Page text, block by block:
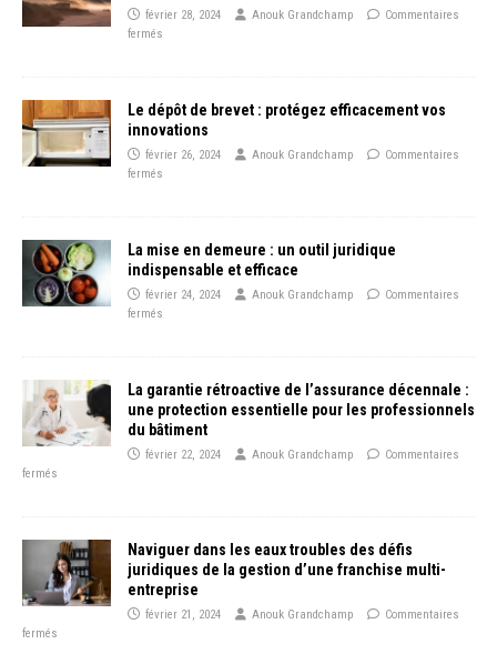
février 28, 2024 Anouk Grandchamp
Commentaires
fermés
Le dépôt de brevet : protégez efficacement vos
innovations
février 26, 2024 Anouk Grandchamp
Commentaires
fermés
La mise en demeure : un outil juridique
indispensable et efficace
février 24, 2024 Anouk Grandchamp
Commentaires
fermés
La garantie rétroactive de l’assurance décennale :
une protection essentielle pour les professionnels
du bâtiment
février 22, 2024 Anouk Grandchamp
Commentaires
fermés
Naviguer dans les eaux troubles des défis
juridiques de la gestion d’une franchise multi-
entreprise
février 21, 2024 Anouk Grandchamp
Commentaires
fermés